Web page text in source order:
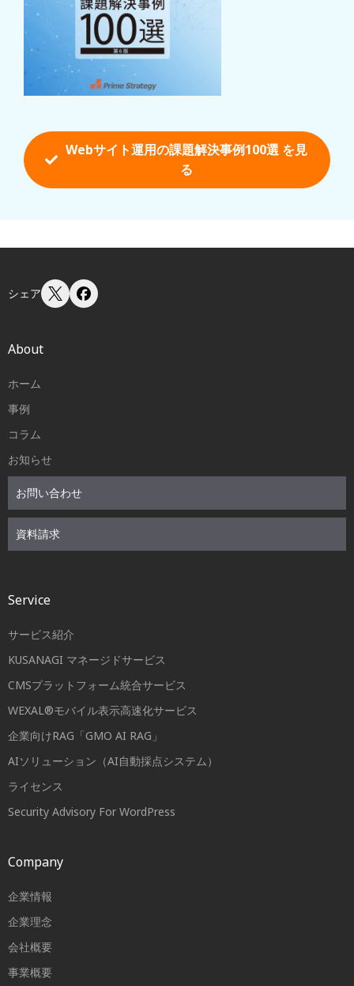
Webサイト運用の課題解決事例100選 を見
る
シェア
About
ホーム
事例
コラム
お知らせ
お問い合わせ
資料請求
Service
サービス紹介
KUSANAGI マネージドサービス
CMSプラットフォーム統合サービス
WEXAL®モバイル表示高速化サービス
企業向けRAG「GMO AI RAG」
AIソリューション（AI自動採点システム）
ライセンス
Security Advisory For WordPress
Company
企業情報
企業理念
会社概要
事業概要